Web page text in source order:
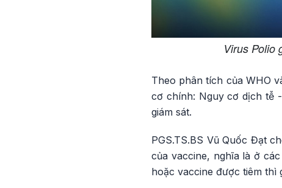
Virus Polio
Theo phân tích của WHO
cơ chính: Nguy cơ dịch tễ
giám sát.
PGS.TS.BS Vũ Quốc Đạt
của vaccine, nghĩa là ở
hoặc vaccine được tiêm thì